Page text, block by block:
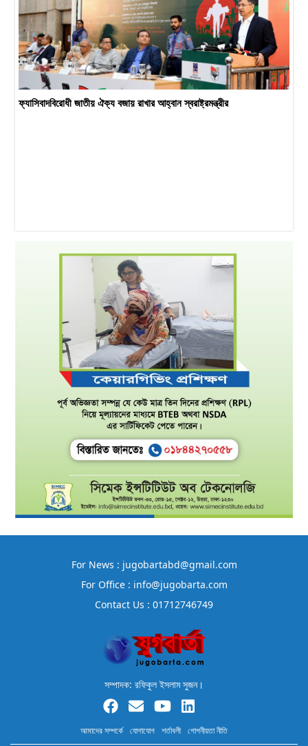
ফ্যাসিবাদবিরোধী জাতীয় ঐক্য বজায় রাখার আহ্বান স্বরাষ্ট্রমন্ত্রীর
For News : jugobartabd@gmail.com
For Office : info@jugobarta.com
Contact Us : 01712746749
সম্পাদক: রফিকুল ইসলাম সুজন।
আমাদের সম্পর্কে যোগাযোগ শর্তাবলী গোপনীয়তা নীতি